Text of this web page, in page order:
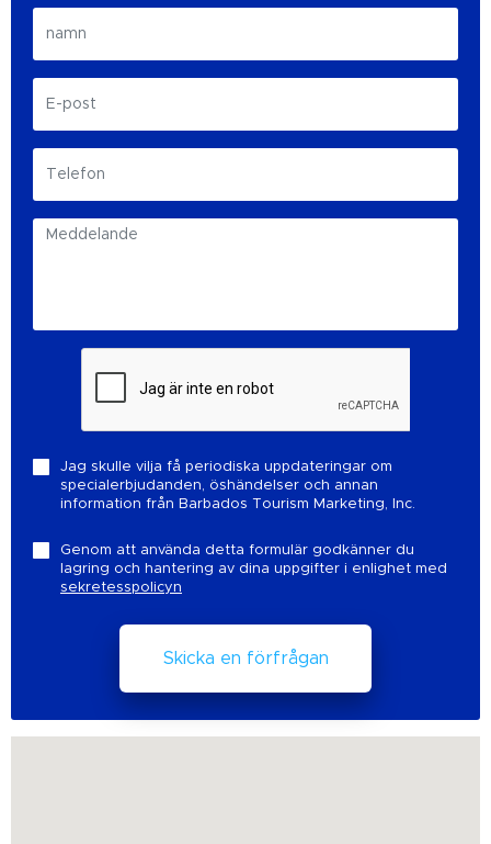
Jag skulle vilja få periodiska uppdateringar om
specialerbjudanden, öshändelser och annan
information från Barbados Tourism Marketing, Inc.
Genom att använda detta formulär godkänner du
lagring och hantering av dina uppgifter i enlighet med
sekretesspolicyn